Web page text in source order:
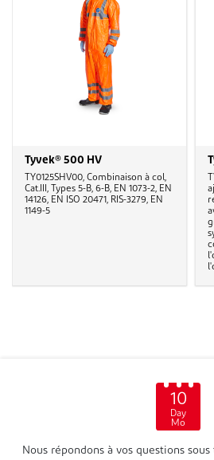
Tyvek® 500 HV
TY0125SHV00, Combinaison à col,
Cat.III, Types 5-B, 6-B, EN 1073-2, EN
14126, EN ISO 20471, RIS-3279, EN
1149-5
10
Day
Mo
Nous répondons à vos questions